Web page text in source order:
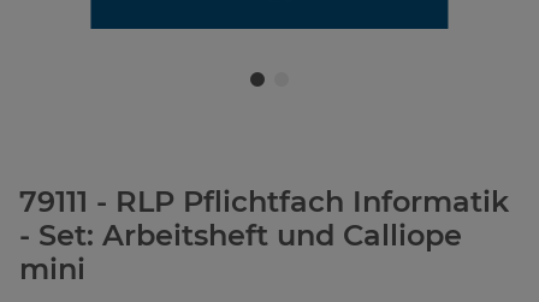
79111 - RLP Pflichtfach Informatik
- Set: Arbeitsheft und Calliope
mini